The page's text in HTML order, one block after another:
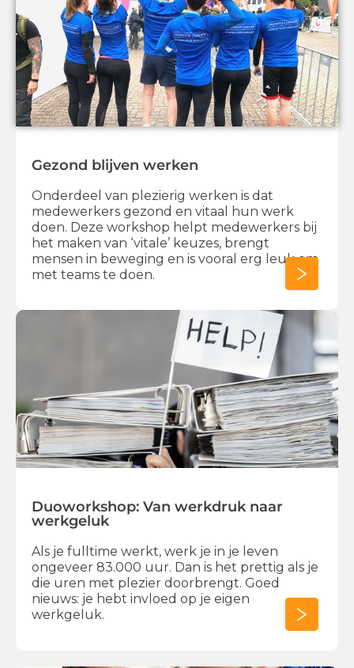
Gezond blijven werken
Onderdeel van plezierig werken is dat
medewerkers gezond en vitaal hun werk
doen. Deze workshop helpt medewerkers bij
het maken van ‘vitale’ keuzes, brengt
mensen in beweging en is vooral erg leuk om
met teams te doen.
Duoworkshop: Van werkdruk naar
werkgeluk
Als je fulltime werkt, werk je in je leven
ongeveer 83.000 uur. Dan is het prettig als je
die uren met plezier doorbrengt. Goed
nieuws: je hebt invloed op je eigen
werkgeluk.